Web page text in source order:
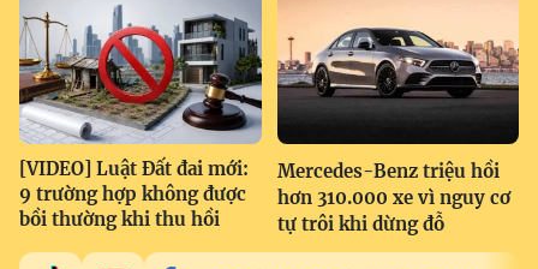
[VIDEO] Luật Đất đai mới:
9 trường hợp không được
bồi thường khi thu hồi
Mercedes-Benz triệu hồi
hơn 310.000 xe vì nguy cơ
tự trôi khi dừng đỗ